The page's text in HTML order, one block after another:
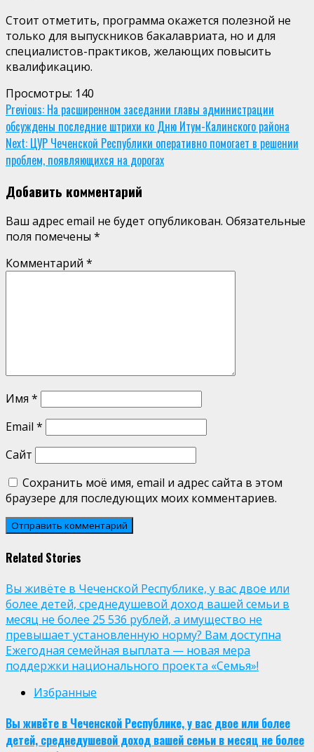
Стоит отметить, программа окажется полезной не
только для выпускников бакалавриата, но и для
специалистов-практиков, желающих повысить
квалификацию.
Просмотры: 140
Continue
Reading
Previous: На расширенном заседании главы администрации
обсуждены последние штрихи ко Дню Итум-Калинского района
Next: ЦУР Чеченской Республики оперативно помогает в решении
проблем, появляющихся на дорогах
Добавить комментарий
Ваш адрес email не будет опубликован. Обязательные
поля помечены *
Комментарий *
Имя *
Email *
Сайт
Сохранить моё имя, email и адрес сайта в этом
браузере для последующих моих комментариев.
Related Stories
Вы живёте в Чеченской Республике, у вас двое или
более детей, среднедушевой доход вашей семьи в
месяц не более 25 536 рублей, а имущество не
превышает установленную норму? Вам доступна
Ежегодная семейная выплата — новая мера
поддержки национального проекта «Семья»!
Избранные
Вы живёте в Чеченской Республике, у вас двое или более
детей, среднедушевой доход вашей семьи в месяц не более